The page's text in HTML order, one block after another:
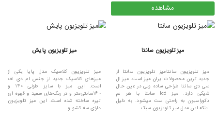
مشاهده
میز تلویزیون سانتا
میز تلویزیون سانتامیز تلویزیون سانتا از
جدید ترین محصولات ایران میز است. میز ال
سی دی سانتا طراحی ساده ولی در عین حال
شیکی دارد. میز lcd سانتا با هر تم
دکوراسیون به راحتی ست میشود. به دلیل
اینکه این مدل میز تلویزیون سبک...
میز تلویزیون پایش
میز تلویزیون کلاسیک مدل پایا یکی از
میزهای کلاسیک جدید از جنس ام دی اف
است. این میز با سایز طولی 140 و
160سانتی‌متر و در رنگ‌های سفید و قهوه ای
تیره ساخته شده است. این میز تلویزیون
دارای سه کشو و...